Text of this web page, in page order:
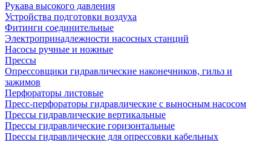
Рукава высокого давления
Устройства подготовки воздуха
Фитинги соединительные
Электропринадлежности насосных станций
Насосы ручные и ножные
Прессы
Опрессовщики гидравлические наконечников, гильз и
зажимов
Перфораторы листовые
Пресс-перфораторы гидравлические с выносным насосом
Прессы гидравлические вертикальные
Прессы гидравлические горизонтальные
Прессы гидравлические для опрессовки кабельных